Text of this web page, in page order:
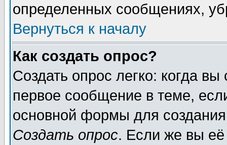
определенных сообщениях,
Вернуться к началу
Как создать опрос?
Создать опрос легко: когда
первое сообщение в теме,
основной формы для
Создать опрос. Если же вы её